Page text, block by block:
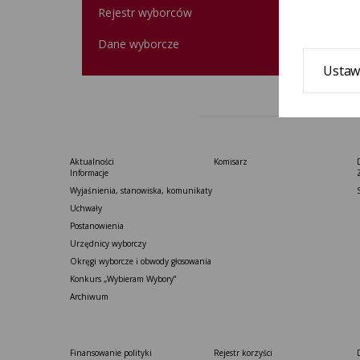
Rejestr wyborców
Dane wyborcze
Aktualności
Informacje
Wyjaśnienia, stanowiska, komunikaty
Uchwały
Postanowienia
Urzędnicy wyborczy
Okręgi wyborcze i obwody głosowania
Konkurs „Wybieram Wybory”
Archiwum
Komisarz
Finansowanie polityki
Rejestr korzyści